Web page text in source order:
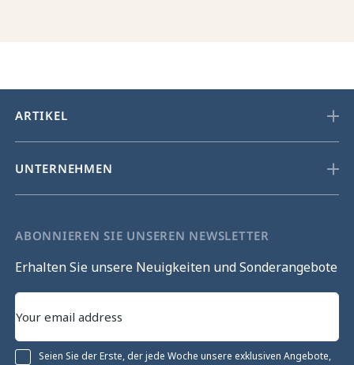
ARTIKEL
UNTERNEHMEN
ABONNIEREN SIE UNSEREN NEWSLETTER
Erhalten Sie unsere Neuigkeiten und Sonderangebote
Seien Sie der Erste, der jede Woche unsere exklusiven Angebote,